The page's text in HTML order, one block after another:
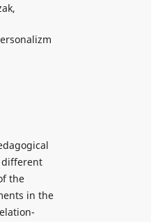
different
the
in the